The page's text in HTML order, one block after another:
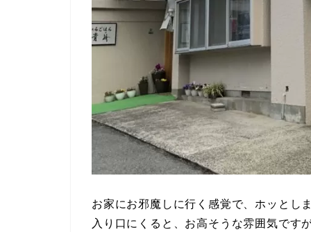
お家にお邪魔しに行く感覚で、ホッとし
入り口にくると、お高そうな雰囲気です